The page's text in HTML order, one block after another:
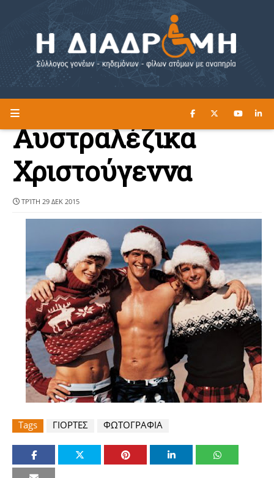
Η ΔΙΑΔΡΟΜΗ ΔΙΑΒΑΣΤΕ ΕΔΩ ►
Αυστραλέζικα
Χριστούγεννα
ΤΡΊΤΗ 29 ΔΕΚ 2015
Tags ΓΙΟΡΤΕΣ ΦΩΤΟΓΡΑΦΙΑ